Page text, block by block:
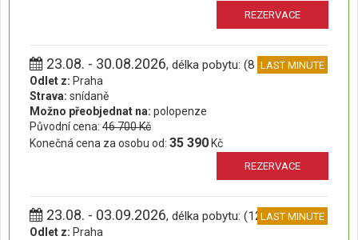
REZERVACE
23.08. - 30.08.2026, délka pobytu: (8 dní)LAST MINUTE
Odlet z: Praha
Strava: snídaně
Možno přeobjednat na: polopenze
Původní cena: 46 700 Kč
Konečná cena za osobu od: 35 390 Kč
REZERVACE
23.08. - 03.09.2026, délka pobytu: (12 dní)LAST MINUTE
Odlet z: Praha